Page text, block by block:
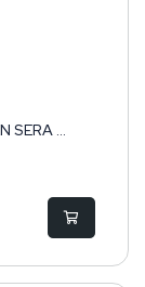
SERA ...